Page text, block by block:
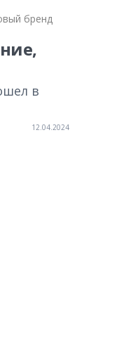
бренд
в
12.04.2024